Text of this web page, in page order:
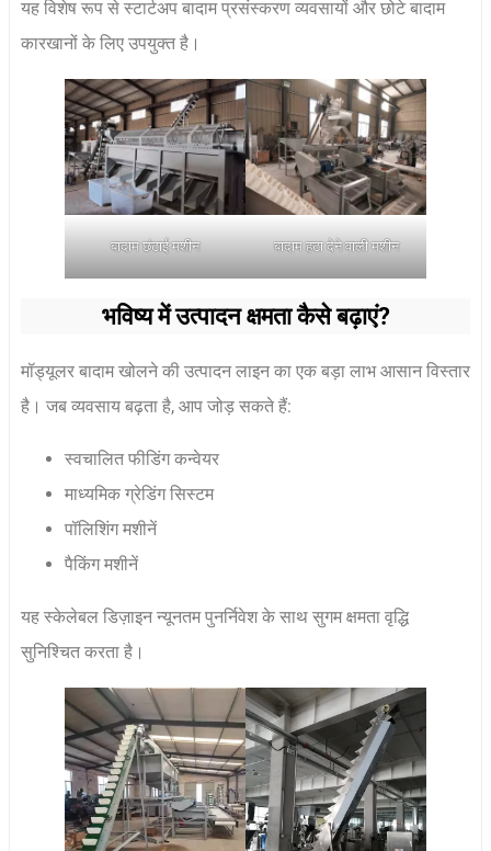
यह विशेष रूप से स्टार्टअप बादाम प्रसंस्करण व्यवसायों और छोटे बादाम
कारखानों के लिए उपयुक्त है।
बादाम छंटाई मशीन बादाम हटा देने वाली मशीन
भविष्य में उत्पादन क्षमता कैसे बढ़ाएं?
मॉड्यूलर बादाम खोलने की उत्पादन लाइन का एक बड़ा लाभ आसान विस्तार
है। जब व्यवसाय बढ़ता है, आप जोड़ सकते हैं:
स्वचालित फीडिंग कन्वेयर
माध्यमिक ग्रेडिंग सिस्टम
पॉलिशिंग मशीनें
पैकिंग मशीनें
यह स्केलेबल डिज़ाइन न्यूनतम पुनर्निवेश के साथ सुगम क्षमता वृद्धि
सुनिश्चित करता है।